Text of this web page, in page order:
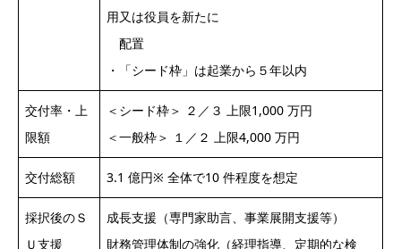
用又は役員を新たに
配置
・「シード枠」は起業から５年以内
交付率・上
限額
＜シード枠＞ ２／３ 上限1,000 万円
＜一般枠＞ １／２ 上限4,000 万円
交付総額 3.1 億円※ 全体で10 件程度を想定
採択後のＳ
Ｕ支援
成長支援（専門家助言、事業展開支援等）
財務管理体制の強化（経理指導、定期的な検